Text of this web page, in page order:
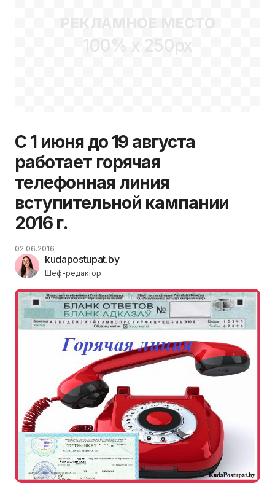
РЕКЛАМНОЕ МЕСТО
100% x 250px
С 1 июня до 19 августа
работает горячая
телефонная линия
вступительной кампании
2016 г.
kudapostupat.by
Шеф-редактор
02.06.2016